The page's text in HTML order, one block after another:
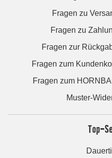
Fragen zu
Fragen zu
Fragen zur
Fragen zum
Fragen zum
Muster-
Top-